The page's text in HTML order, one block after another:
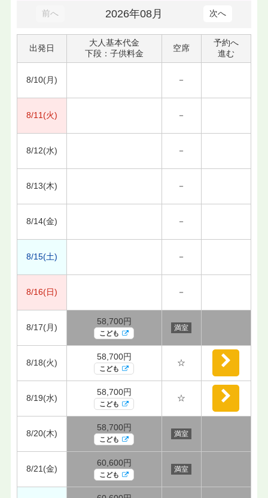
前へ 2026年08月 次へ
出発日
大人基本代金
下段：子供料金
空席
予約へ
進む
8/10(月) －
8/11(火) －
8/12(水) －
8/13(木) －
8/14(金) －
8/15(土) －
8/16(日) －
8/17(月)
58,700円
こども
満室
8/18(火)
58,700円
こども
☆
8/19(水)
58,700円
こども
☆
8/20(木)
58,700円
こども
満室
8/21(金)
60,600円
こども
満室